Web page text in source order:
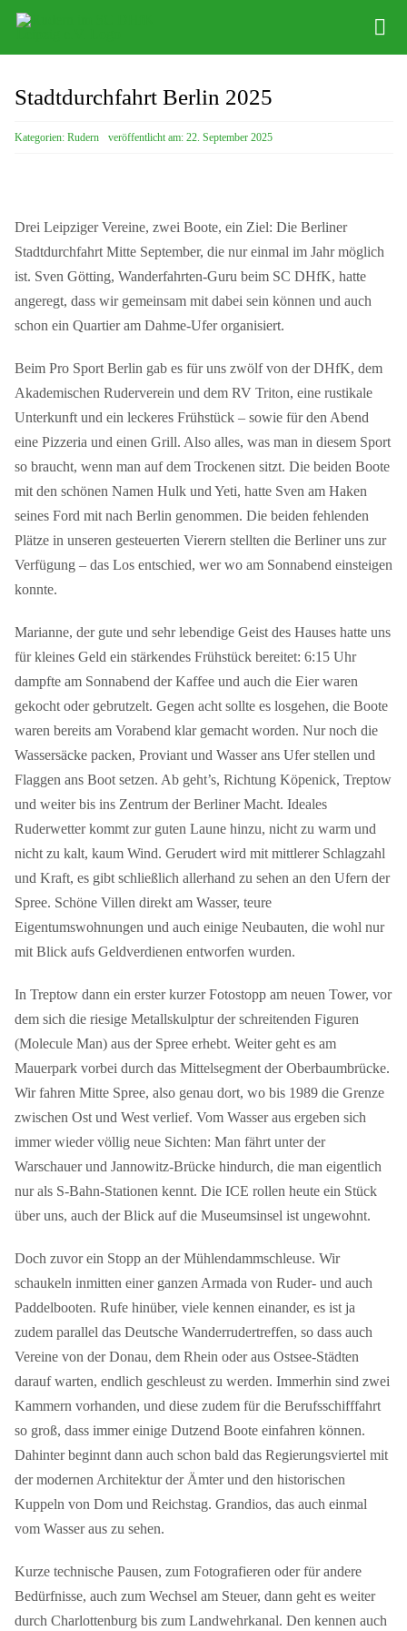
Zum
Rudern lernen
Langstrecke
Vermietung
Stadtdurchfahrt Berlin 2025
Kategorien: Rudern veröffentlicht am: 22. September 2025
Drei Leipziger Vereine, zwei Boote, ein Ziel: Die Berliner
Stadtdurchfahrt Mitte September, die nur einmal im Jahr möglich
ist. Sven Götting, Wanderfahrten-Guru beim SC DHfK, hatte
angeregt, dass wir gemeinsam mit dabei sein können und auch
schon ein Quartier am Dahme-Ufer organisiert.
Beim Pro Sport Berlin gab es für uns zwölf von der DHfK, dem
Akademischen Ruderverein und dem RV Triton, eine rustikale
Unterkunft und ein leckeres Frühstück – sowie für den Abend
eine Pizzeria und einen Grill. Also alles, was man in diesem Sport
so braucht, wenn man auf dem Trockenen sitzt. Die beiden Boote
mit den schönen Namen Hulk und Yeti, hatte Sven am Haken
seines Ford mit nach Berlin genommen. Die beiden fehlenden
Plätze in unseren gesteuerten Vierern stellten die Berliner uns zur
Verfügung – das Los entschied, wer wo am Sonnabend einsteigen
konnte.
Marianne, der gute und sehr lebendige Geist des Hauses hatte uns
für kleines Geld ein stärkendes Frühstück bereitet: 6:15 Uhr
dampfte am Sonnabend der Kaffee und auch die Eier waren
gekocht oder gebrutzelt. Gegen acht sollte es losgehen, die Boote
waren bereits am Vorabend klar gemacht worden. Nur noch die
Wassersäcke packen, Proviant und Wasser ans Ufer stellen und
Flaggen ans Boot setzen. Ab geht’s, Richtung Köpenick, Treptow
und weiter bis ins Zentrum der Berliner Macht. Ideales
Ruderwetter kommt zur guten Laune hinzu, nicht zu warm und
nicht zu kalt, kaum Wind. Gerudert wird mit mittlerer Schlagzahl
und Kraft, es gibt schließlich allerhand zu sehen an den Ufern der
Spree. Schöne Villen direkt am Wasser, teure
Eigentumswohnungen und auch einige Neubauten, die wohl nur
mit Blick aufs Geldverdienen entworfen wurden.
In Treptow dann ein erster kurzer Fotostopp am neuen Tower, vor
dem sich die riesige Metallskulptur der schreitenden Figuren
(Molecule Man) aus der Spree erhebt. Weiter geht es am
Mauerpark vorbei durch das Mittelsegment der Oberbaumbrücke.
Wir fahren Mitte Spree, also genau dort, wo bis 1989 die Grenze
zwischen Ost und West verlief. Vom Wasser aus ergeben sich
immer wieder völlig neue Sichten: Man fährt unter der
Warschauer und Jannowitz-Brücke hindurch, die man eigentlich
nur als S-Bahn-Stationen kennt. Die ICE rollen heute ein Stück
über uns, auch der Blick auf die Museumsinsel ist ungewohnt.
Doch zuvor ein Stopp an der Mühlendammschleuse. Wir
schaukeln inmitten einer ganzen Armada von Ruder- und auch
Paddelbooten. Rufe hinüber, viele kennen einander, es ist ja
zudem parallel das Deutsche Wanderrudertreffen, so dass auch
Vereine von der Donau, dem Rhein oder aus Ostsee-Städten
darauf warten, endlich geschleust zu werden. Immerhin sind zwei
Kammern vorhanden, und diese zudem für die Berufsschifffahrt
so groß, dass immer einige Dutzend Boote einfahren können.
Dahinter beginnt dann auch schon bald das Regierungsviertel mit
der modernen Architektur der Ämter und den historischen
Kuppeln von Dom und Reichstag. Grandios, das auch einmal
vom Wasser aus zu sehen.
Kurze technische Pausen, zum Fotografieren oder für andere
Bedürfnisse, auch zum Wechsel am Steuer, dann geht es weiter
durch Charlottenburg bis zum Landwehrkanal. Den kennen auch